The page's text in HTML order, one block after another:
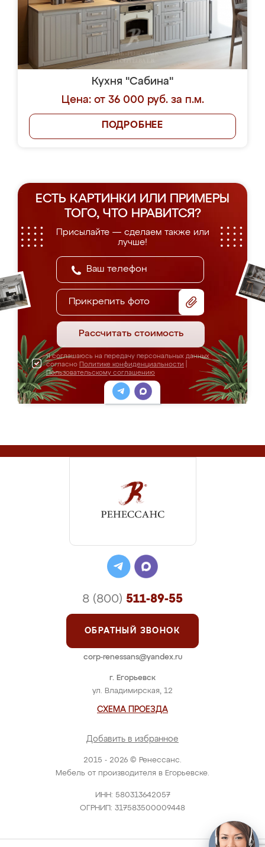
Кухня "Сабина"
Цена: от 36 000 руб. за п.м.
ПОДРОБНЕЕ
ЕСТЬ КАРТИНКИ ИЛИ ПРИМЕРЫ
ТОГО, ЧТО НРАВИТСЯ?
Присылайте — сделаем также или
лучше!
Прикрепить фото
Рассчитать стоимость
Я соглашаюсь на передачу персональных данных
согласно Политике конфиденциальности
Пользовательскому соглашению
2015 - 2026 © Ренессанс.
Мебель от производителя в Егорьевске.
ИНН: 580313642057
ОГРНИП: 317583500009448
г. Егорьевск
ул. Владимирская, 12
СХЕМА ПРОЕЗДА
Добавить в избранное
8 (800) 511-89-55
ОБРАТНЫЙ ЗВОНОК
corp-renessans@yandex.ru